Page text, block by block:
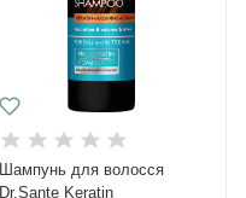
Шампунь для волосся
Dr.Sante Keratin